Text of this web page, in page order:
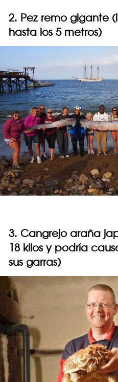
2. Pez remo gigante
hasta los 5 metros)
3. Cangrejo araña
18 kilos y podría
sus garras)